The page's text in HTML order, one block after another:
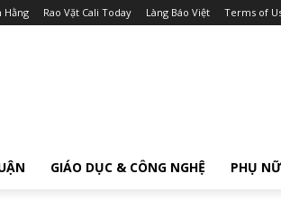
Hằng Rao Vặt Cali Today Làng Báo Việt Terms of
GIÁO DỤC & CÔNG NGHỆ PHỤ NỮ